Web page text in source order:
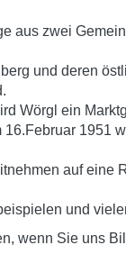
aus zwei
und deren
Wörgl ein
16.Februar 1951
auf eine
und
wenn Sie uns